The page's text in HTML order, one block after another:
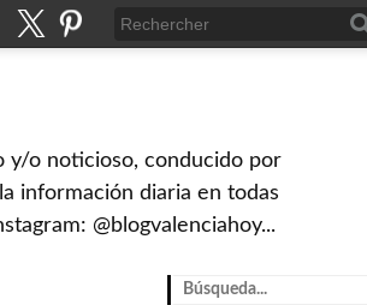
y/o noticioso, conducido por
información diaria en todas
@blogvalenciahoy...